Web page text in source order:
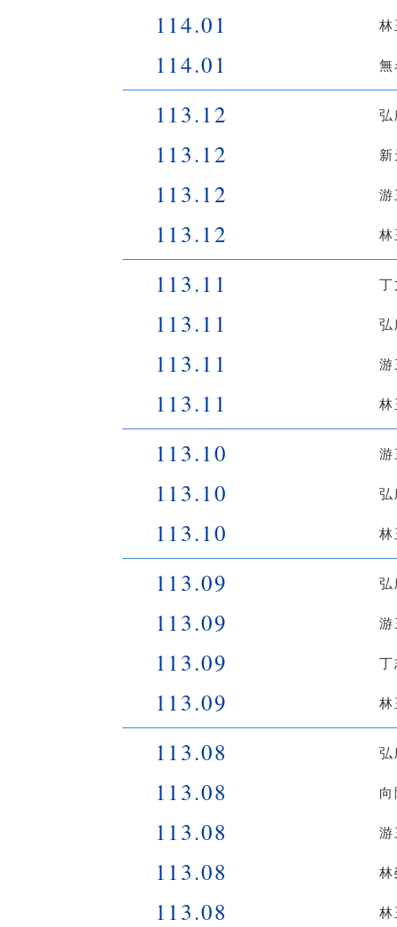
114.01
114.01
113.12
113.12
113.12
113.12
113.11
113.11
113.11
113.11
113.10
113.10
113.10
113.09
113.09
113.09
113.09
113.08
113.08
113.08
113.08
113.08